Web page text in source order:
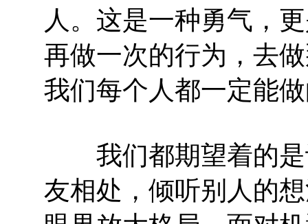
人。这是一种勇气，
再做一次的行为，去
我们每个人都一定能
我们都期望着的是
友相处，倾听别人的